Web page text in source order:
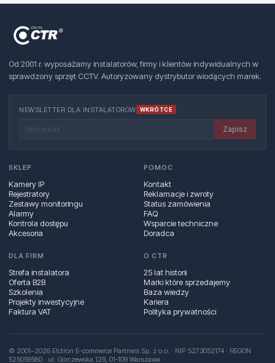
Od 2001 r. wyposażamy instalatorów, firmy i klientów indywidualnych w
sprawdzony sprzęt CCTV. Autoryzowany dystrybutor wiodących marek.
NEWSLETTER DLA INSTALATORÓW WKRÓTCE
Zapisz
SKLEP
Kamery IP
Rejestratory
Zestawy monitoringu
Alarmy
Kontrola dostępu
Akcesoria
POMOC
Kontakt
Reklamacje i zwroty
Status zamówienia
FAQ
Wsparcie techniczne
Doradca
DLA FIRM
Strefa instalatora
Oferta B2B
Szkolenia
Projekty inwestycyjne
Faktura VAT
O CTR
25 lat historii
Marki które sprzedajemy
Baza wiedzy
Kariera
Polityka prywatności
© 2001–2026 Elctron E-commerce Partners Sp. z o.o. · NIP 5273052174 · REGON
525059580 · ul. Górczewska 129, 01‑109 Warszawa